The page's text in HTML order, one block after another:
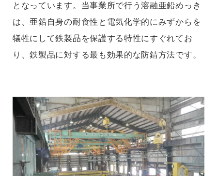
となっています。当事業所で行う溶融亜鉛めっき
は、亜鉛自身の耐食性と電気化学的にみずからを
犠牲にして鉄製品を保護する特性にすぐれてお
り、鉄製品に対する最も効果的な防錆方法です。